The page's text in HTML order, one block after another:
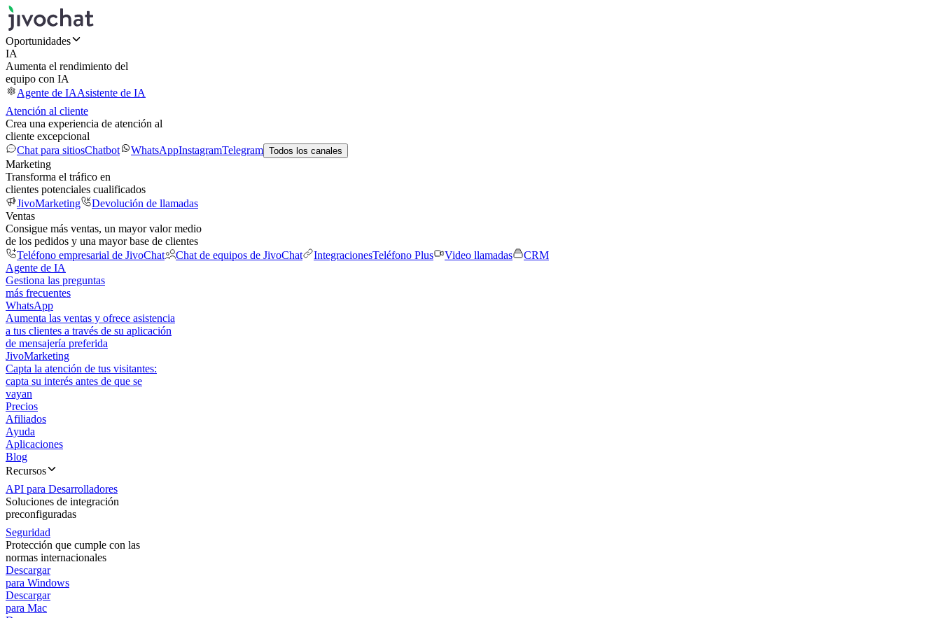
Oportunidades
IA
Aumenta el rendimiento del
equipo con IA
Agente de IAAsistente de IA
Atención al cliente
Crea una experiencia de atención al
cliente excepcional
Chat para sitiosChatbot WhatsAppInstagramTelegram Todos los canales
Marketing
Transforma el tráfico en
clientes potenciales cualificados
JivoMarketing
Devolución de llamadas
Ventas
Consigue más ventas, un mayor valor medio
de los pedidos y una mayor base de clientes
Teléfono empresarial de JivoChat
Chat de equipos de JivoChat IntegracionesTeléfono Plus Video llamadas
CRM
Agente de IA
Gestiona las preguntas
más frecuentes
WhatsApp
Aumenta las ventas y ofrece asistencia
a tus clientes a través de su aplicación
de mensajería preferida
JivoMarketing
Capta la atención de tus visitantes:
capta su interés antes de que se
vayan
Precios
Afiliados
Ayuda
Aplicaciones
Blog
Recursos
API para Desarrolladores
Soluciones de integración
preconfiguradas
Seguridad
Protección que cumple con las
normas internacionales
Descargar
para Windows
Descargar
para Mac